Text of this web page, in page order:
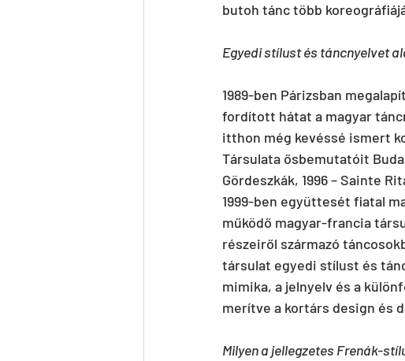
butoh tánc több
Egyedi stílust és táncnyelvet
1989-ben Párizsban
fordított hátat a magyar
itthon még kevéssé ismert
Társulata ősbemutatóit
Gördeszkák, 1996 – Sainte
1999-ben együttesét fiatal
működő magyar-francia
részeiről származó
társulat egyedi stílust és
mimika, a jelnyelv és a
merítve a kortárs design és
Milyen a jellegzetes Frenák-